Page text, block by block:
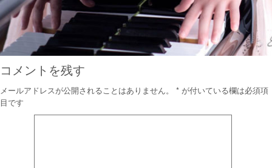
コメントを残す
メールアドレスが公開されることはありません。 * が付いている欄は必須項
目です